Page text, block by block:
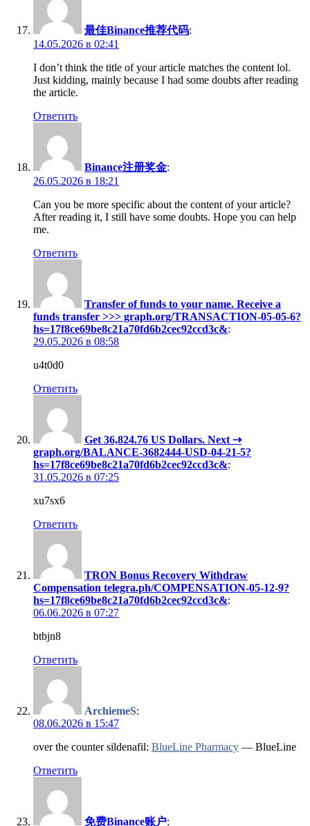
最佳Binance推荐代码:
14.05.2026 в 02:41
I don’t think the title of your article matches the content lol.
Just kidding, mainly because I had some doubts after reading
the article.
Ответить
Binance注册奖金:
26.05.2026 в 18:21
Can you be more specific about the content of your article?
After reading it, I still have some doubts. Hope you can help
me.
Ответить
Transfer of funds to your name. Receive a
funds transfer >>> graph.org/TRANSACTION-05-05-6?
hs=17f8ce69be8c21a70fd6b2cec92ccd3c&:
29.05.2026 в 08:58
u4t0d0
Ответить
Get 36,824.76 US Dollars. Next ⇢
graph.org/BALANCE-3682444-USD-04-21-5?
hs=17f8ce69be8c21a70fd6b2cec92ccd3c&:
31.05.2026 в 07:25
xu7sx6
Ответить
TRON Bonus Recovery Withdraw
Compensation telegra.ph/COMPENSATION-05-12-9?
hs=17f8ce69be8c21a70fd6b2cec92ccd3c&:
06.06.2026 в 07:27
btbjn8
Ответить
ArchiemeS:
08.06.2026 в 15:47
over the counter sildenafil: BlueLine Pharmacy — BlueLine
Ответить
免费Binance账户: